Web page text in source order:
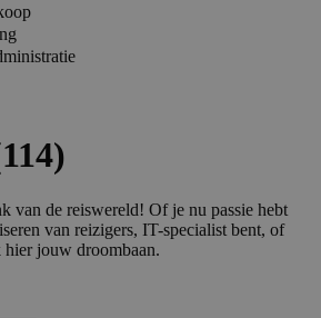
van de reiswereld! Of je nu passie hebt
van reizigers, IT-specialist bent, of
hier jouw droombaan.